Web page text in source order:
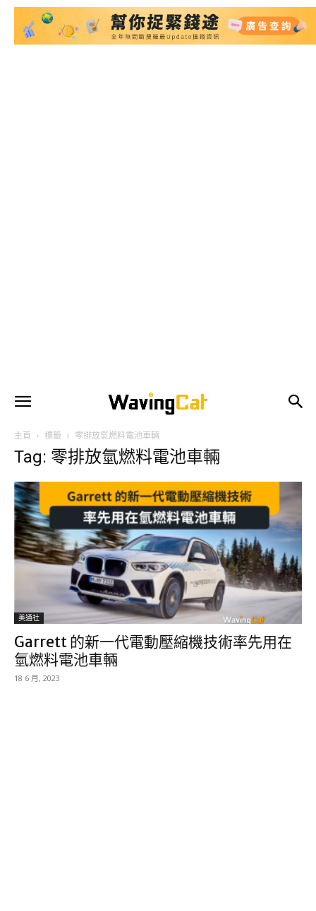
主頁 標籤 零排放氫燃料電池車輛
Tag: 零排放氫燃料電池車輛
美通社
Garrett 的新一代電動壓縮機技術率先用在
氫燃料電池車輛
18 6 月, 2023